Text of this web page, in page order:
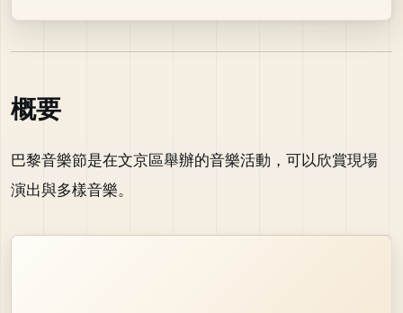
概要
巴黎音樂節是在文京區舉辦的音樂活動，可以欣賞現場
演出與多樣音樂。